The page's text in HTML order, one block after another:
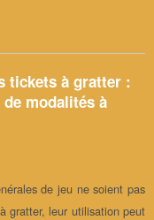
tickets à gratter :
modalités à
de jeu ne soient pas
gratter, leur utilisation peut